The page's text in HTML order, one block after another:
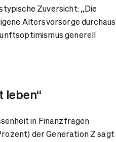
Zuversicht: „Die
Altersvorsorge durchaus
generell
leben“
in Finanzfragen
der Generation Z sagt